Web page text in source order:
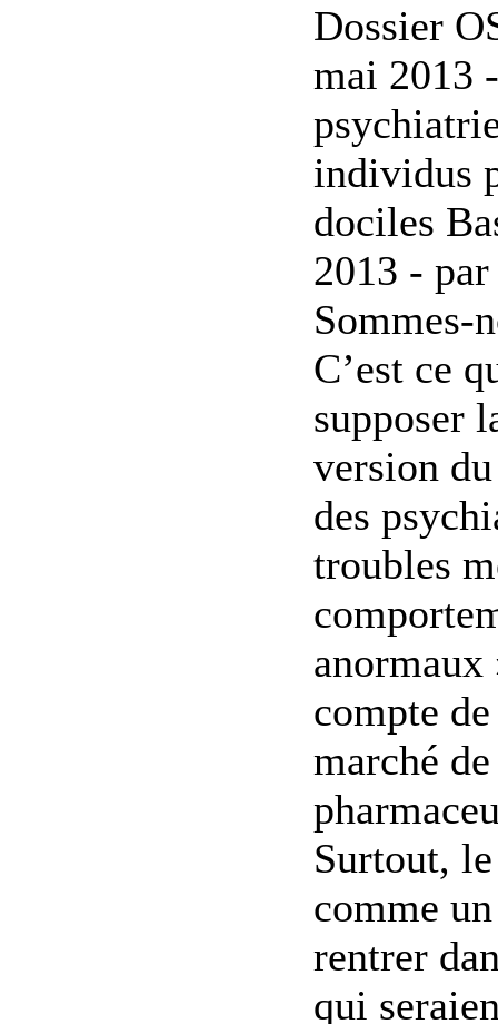
Dossier
mai 2013
individus
dociles
2013 -
Sommes-
C’est ce
supposer
version
des
troubles
anormaux
compte
marché
Surtout,
comme
rentrer
qui